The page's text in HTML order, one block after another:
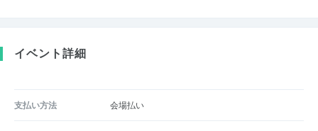
イベント詳細
支払い方法 会場払い